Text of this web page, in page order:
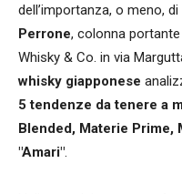
dell’importanza, o meno,
Perrone, colonna
Whisky & Co. in via
whisky giapponese
5 tendenze da tenere a
Blended, Materie Prime,
"Amari".